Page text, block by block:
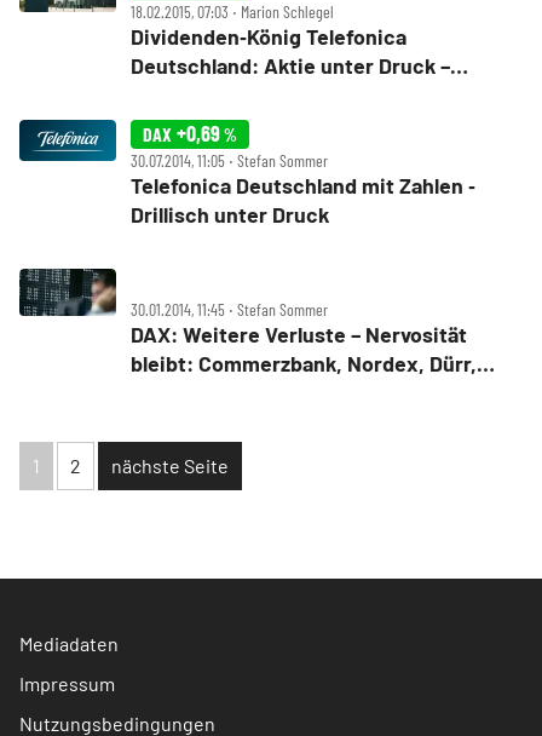
18.02.2015, 07:03 ‧ Marion Schlegel
Dividenden‑König Telefonica
Deutschland: Aktie unter Druck –
DAX +0,69%
30.07.2014, 11:05 ‧ Stefan Sommer
Telefonica Deutschland mit Zahlen ‑
Drillisch unter Druck
30.01.2014, 11:45 ‧ Stefan Sommer
DAX: Weitere Verluste – Nervosität
bleibt: Commerzbank, Nordex, Dürr,
Fokus
1 2 nächste Seite
Mediadaten
Impressum
Nutzungsbedingungen